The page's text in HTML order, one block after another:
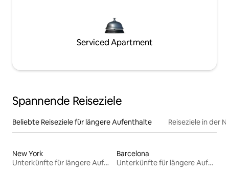
Serviced Apartment
Spannende Reiseziele
Beliebte Reiseziele für längere Aufenthalte Reiseziele in der
New York
Unterkünfte für längere Aufenthalte
Barcelona
Unterkünfte für längere Aufenthalte